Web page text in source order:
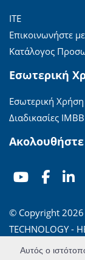
ΙΤΕ
Επικοινωνήστε
Κατάλογος
Εσωτερική
Εσωτερική Χρήση
Διαδικασίες ΙΜΒΒ
© Copyright 2026
TECHNOLOGY -
'Οροι Χρήσης|
Αυτός ο